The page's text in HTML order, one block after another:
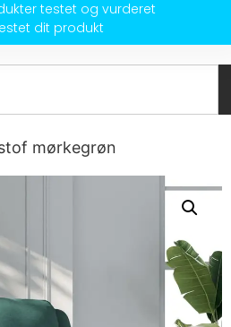
testet og vurderet
dit produkt
mørkegrøn